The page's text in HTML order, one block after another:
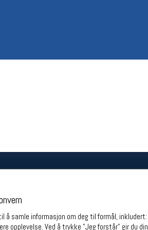
å samle informasjon om deg til formål, inkludert:
opplevelse. Ved å trykke "Jeg forstår" gir du din